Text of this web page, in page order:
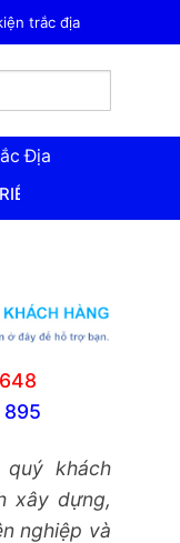
trắc địa
Địa
NGHỆ TRẮC ĐỊA VIỆT
khách
xây dựng,
nghiệp và